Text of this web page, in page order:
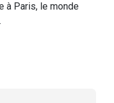
à Paris, le monde